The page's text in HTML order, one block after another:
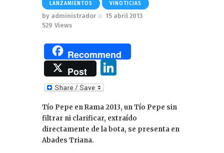
LANZAMIENTOS VINOTICIAS
by administrador
15 abril 2013
529 Views
Recommend
Post
k
e
dI
Tío Pepe en Rama 2013, un Tío Pepe sin
filtrar ni clarificar, extraído
directamente de la bota, se presenta en
Abades Triana.